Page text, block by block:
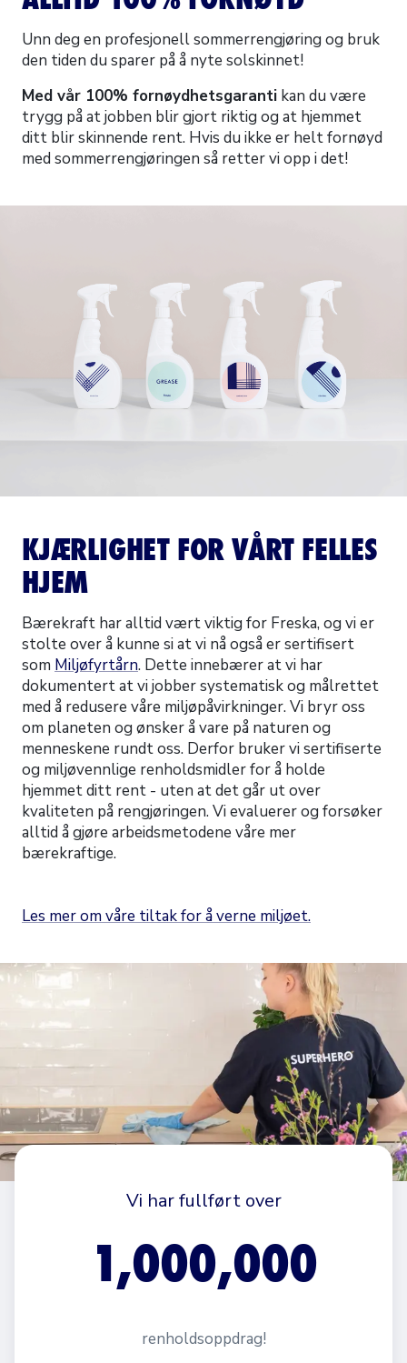
Unn deg en profesjonell sommerrengjøring og bruk
den tiden du sparer på å nyte solskinnet!
Med vår 100% fornøydhetsgaranti kan du være
trygg på at jobben blir gjort riktig og at hjemmet
ditt blir skinnende rent. Hvis du ikke er helt fornøyd
med sommerrengjøringen så retter vi opp i det!
KJÆRLIGHET FOR VÅRT FELLES
HJEM
Bærekraft har alltid vært viktig for Freska, og vi er
stolte over å kunne si at vi nå også er sertifisert
som Miljøfyrtårn. Dette innebærer at vi har
dokumentert at vi jobber systematisk og målrettet
med å redusere våre miljøpåvirkninger. Vi bryr oss
om planeten og ønsker å vare på naturen og
menneskene rundt oss. Derfor bruker vi sertifiserte
og miljøvennlige renholdsmidler for å holde
hjemmet ditt rent - uten at det går ut over
kvaliteten på rengjøringen. Vi evaluerer og forsøker
alltid å gjøre arbeidsmetodene våre mer
bærekraftige.
Les mer om våre tiltak for å verne miljøet.
Vi har fullført over
1,000,000
renholdsoppdrag!